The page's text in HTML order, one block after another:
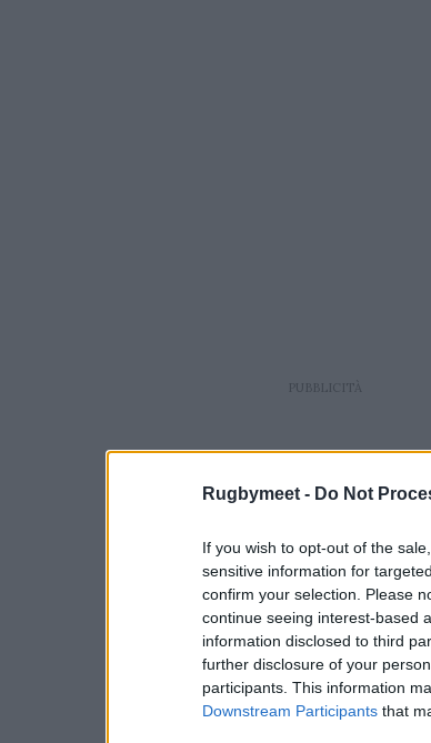
Rugbymeet - Do Not
If you wish to opt-out of the
sensitive information for
confirm your selection. Please
continue seeing interest-based
information disclosed to third
further disclosure of your
participants. This information
Downstream Participants that